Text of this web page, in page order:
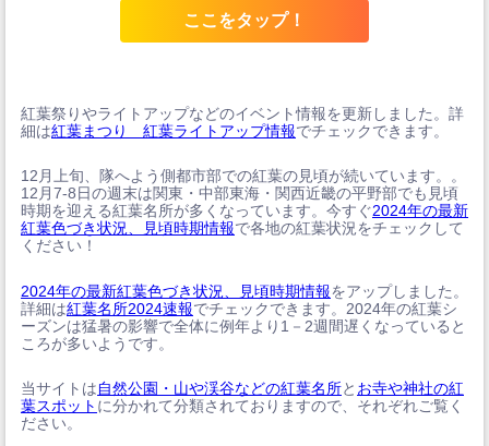
ここをタップ！
紅葉祭りやライトアップなどのイベント情報を更新しました。詳
細は紅葉まつり 紅葉ライトアップ情報でチェックできます。
12月上旬、隊へよう側都市部での紅葉の見頃が続いています。。
12月7-8日の週末は関東・中部東海・関西近畿の平野部でも見頃
時期を迎える紅葉名所が多くなっています。今すぐ2024年の最新
紅葉色づき状況、見頃時期情報で各地の紅葉状況をチェックして
ください！
2024年の最新紅葉色づき状況、見頃時期情報をアップしました。
詳細は紅葉名所2024速報でチェックできます。2024年の紅葉シ
ーズンは猛暑の影響で全体に例年より1－2週間遅くなっていると
ころが多いようです。
当サイトは自然公園・山や渓谷などの紅葉名所と お寺や神社の紅
葉スポット に分かれて分類されておりますので、それぞれご覧く
ださい。